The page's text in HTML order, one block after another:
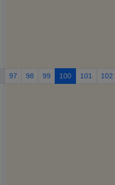
97 98 99 100 101 102